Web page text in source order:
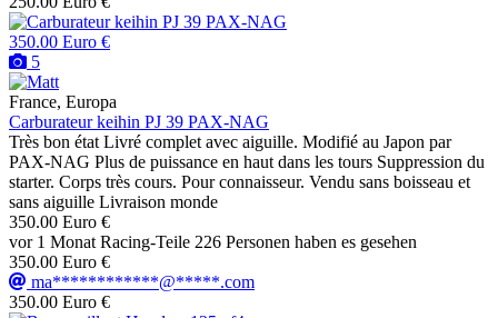
350.00 Euro €
5
France, Europa
Carburateur keihin PJ 39 PAX-NAG
Très bon état Livré complet avec aiguille. Modifié au Japon par
PAX-NAG Plus de puissance en haut dans les tours Suppression du
starter. Corps très cours. Pour connaisseur. Vendu sans boisseau et
sans aiguille Livraison monde
350.00 Euro €
vor 1 Monat Racing-Teile 226 Personen haben es gesehen
350.00 Euro €
ma************@*****.com
350.00 Euro €